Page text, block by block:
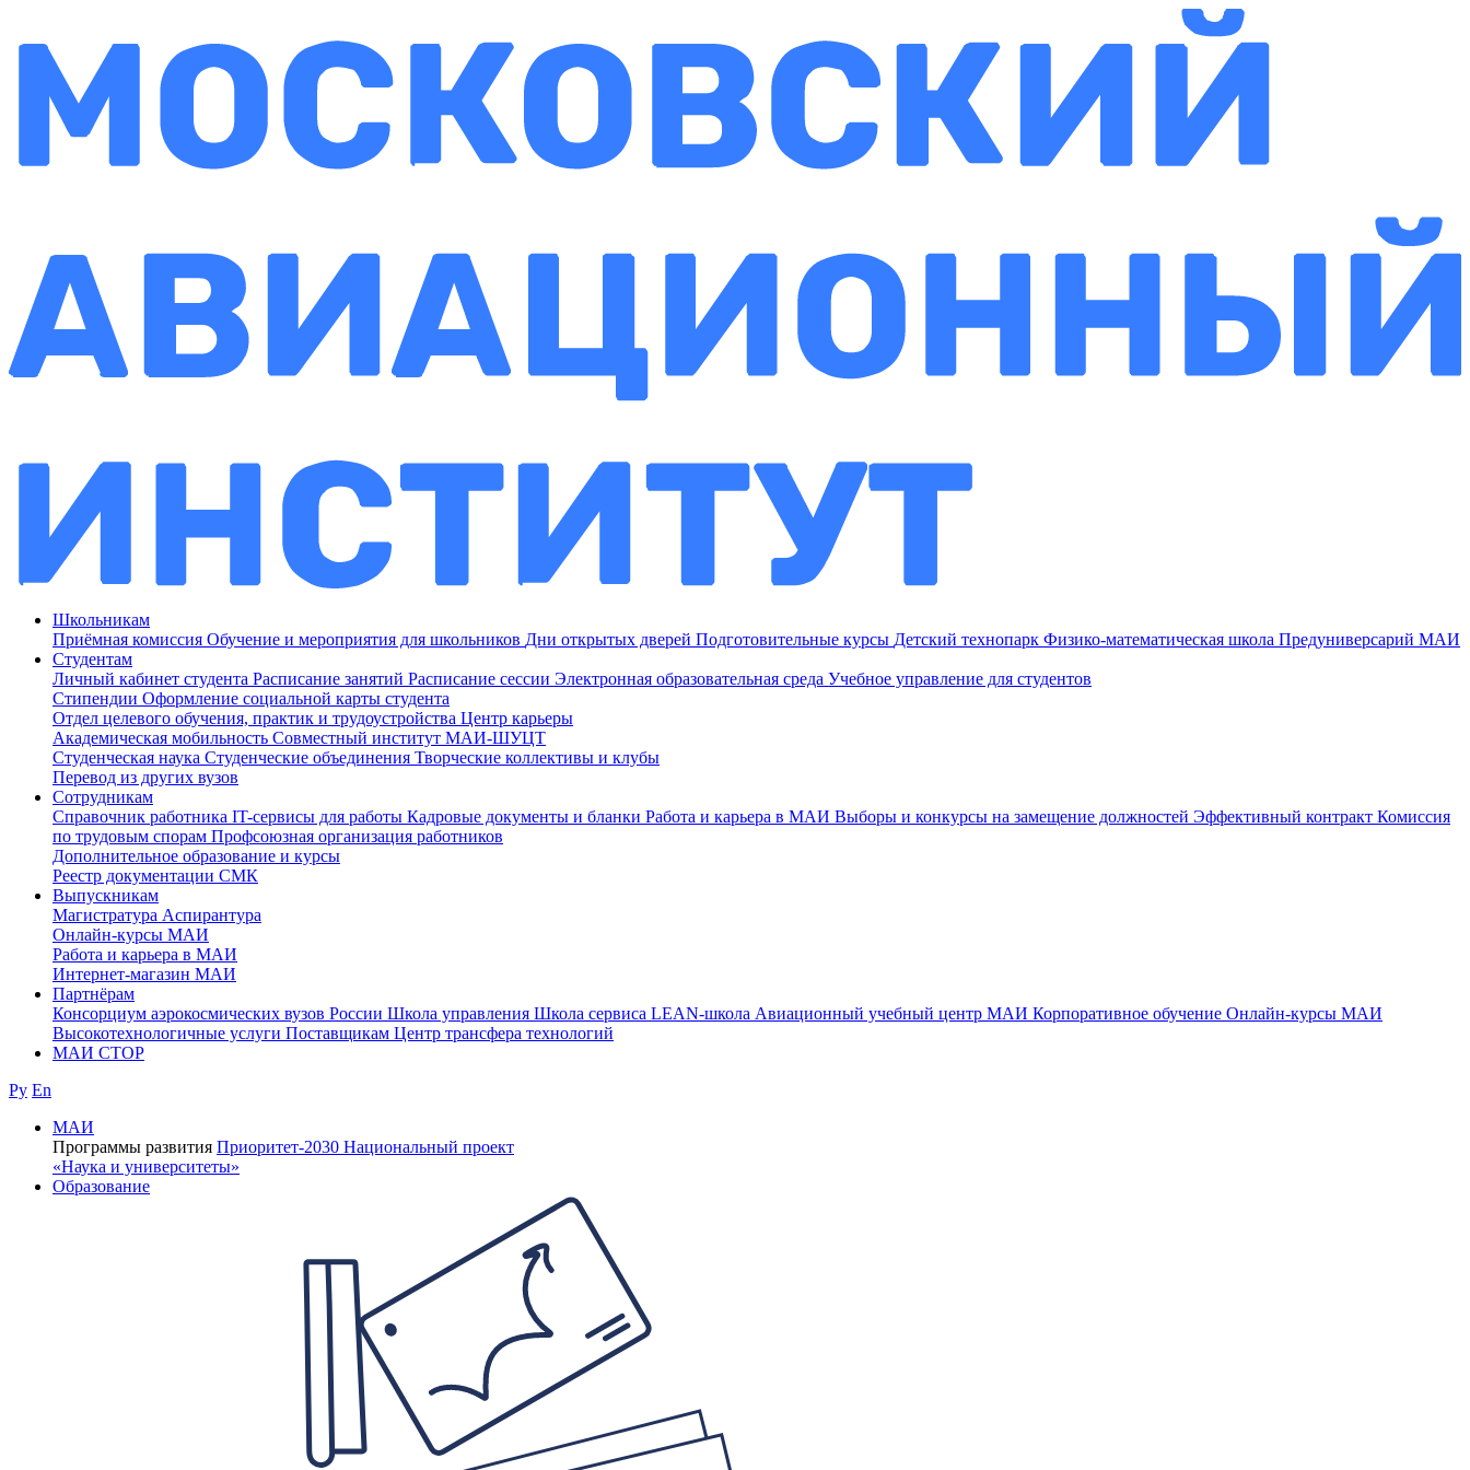
Школьникам
Приёмная комиссия Обучение и мероприятия для школьников Дни открытых дверей Подготовительные курсы Детский технопарк Физико-математическая школа Предуниверсарий МАИ
Студентам
Личный кабинет студента Расписание занятий Расписание сессии Электронная образовательная среда Учебное управление для студентов
Стипендии Оформление социальной карты студента
Отдел целевого обучения, практик и трудоустройства Центр карьеры
Академическая мобильность Совместный институт МАИ-ШУЦТ
Студенческая наука Студенческие объединения Творческие коллективы и клубы
Перевод из других вузов
Сотрудникам
Cправочник работника IT-сервисы для работы Кадровые документы и бланки Работа и карьера в МАИ Выборы и конкурсы на замещение должностей Эффективный контракт Комиссия
по трудовым спорам Профсоюзная организация работников
Дополнительное образование и курсы
Реестр документации СМК
Выпускникам
Магистратура Аспирантура
Онлайн-курсы МАИ
Работа и карьера в МАИ
Интернет-магазин МАИ
Партнёрам
Консорциум аэрокосмических вузов России Школа управления Школа сервиса LEAN-школа Авиационный учебный центр МАИ Корпоративное обучение Онлайн-курсы МАИ
Высокотехнологичные услуги Поставщикам Центр трансфера технологий
МАИ СТОР
Ру En
МАИ
Программы развития Приоритет-2030 Национальный проект
«Наука и университеты»
Образование